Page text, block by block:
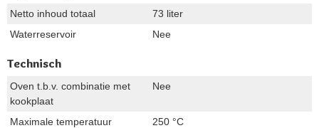
Netto inhoud totaal
73 liter
Waterreservoir
Nee
Technisch
Oven t.b.v. combinatie met
kookplaat
Nee
Maximale temperatuur
250 °C